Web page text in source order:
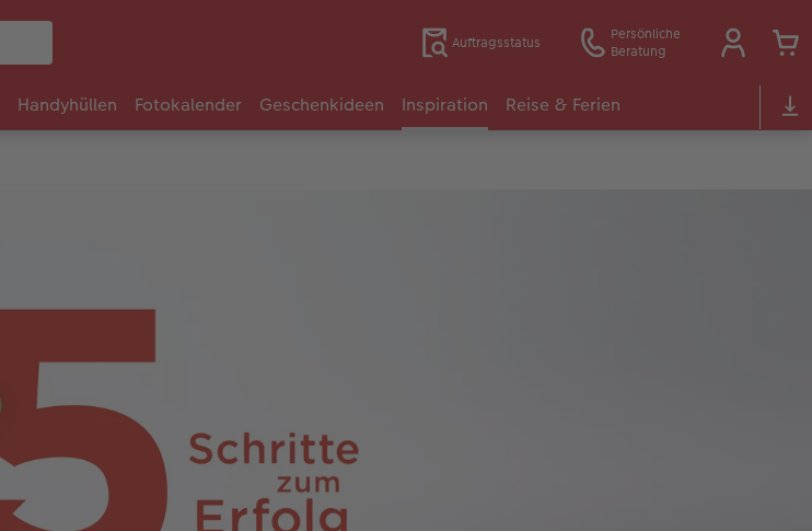
Auftragsstatus
Persönliche
Beratung
Handyhüllen Fotokalender Geschenkideen Inspiration Reise & Ferien